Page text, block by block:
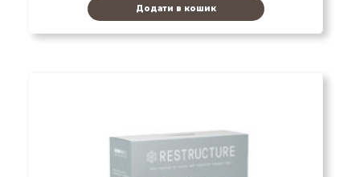
Додати в кошик